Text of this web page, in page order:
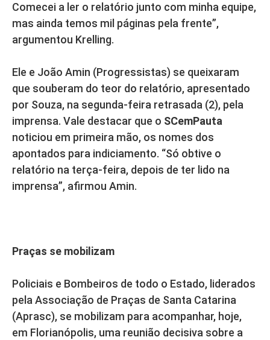
Comecei a ler o relatório junto com minha equipe,
mas ainda temos mil páginas pela frente”,
argumentou Krelling.
Ele e João Amin (Progressistas) se queixaram
que souberam do teor do relatório, apresentado
por Souza, na segunda-feira retrasada (2), pela
imprensa. Vale destacar que o SCemPauta
noticiou em primeira mão, os nomes dos
apontados para indiciamento. “Só obtive o
relatório na terça-feira, depois de ter lido na
imprensa”, afirmou Amin.
Praças se mobilizam
Policiais e Bombeiros de todo o Estado, liderados
pela Associação de Praças de Santa Catarina
(Aprasc), se mobilizam para acompanhar, hoje,
em Florianópolis, uma reunião decisiva sobre a